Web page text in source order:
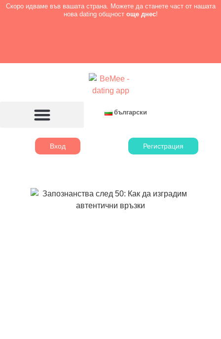
Скоро идваме във вашата страна. Можете да станете част от нашата
нова dating общност още днес!
български
Вход Регистрация